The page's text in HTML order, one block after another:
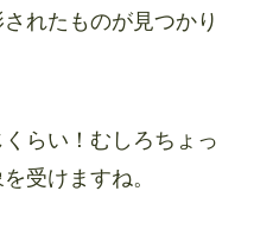
れたものが見つかり
らい！むしろちょっ
受けますね。